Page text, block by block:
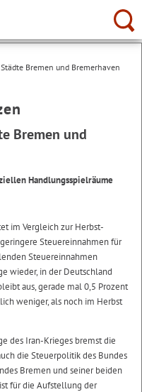
Bremen und Bremerhaven
Bremen und
Handlungsspielräume
im Vergleich zur Herbst-
Steuereinnahmen für
Steuereinnahmen
wieder, in der Deutschland
aus, gerade mal 0,5 Prozent
weniger, als noch im Herbst
des Iran-Krieges bremst die
die Steuerpolitik des Bundes
Bremen und seiner beiden
für die Aufstellung der